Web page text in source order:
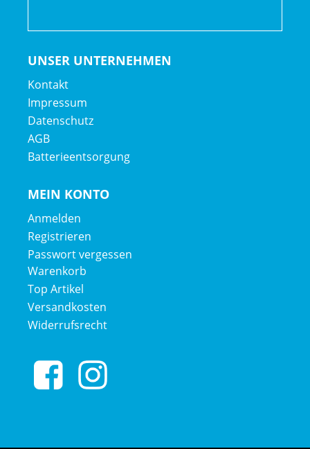
UNSER UNTERNEHMEN
Kontakt
Impressum
Datenschutz
AGB
Batterieentsorgung
MEIN KONTO
Anmelden
Registrieren
Passwort vergessen
Warenkorb
Top Artikel
Versandkosten
Widerrufsrecht